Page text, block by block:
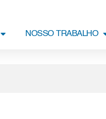
NOSSO TRABALHO